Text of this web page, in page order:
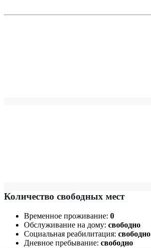
Количество свободных мест
Временное проживание: 0
Обслуживание на дому: свободно
Социальная реабилитация: свободно
Дневное пребывание: свободно